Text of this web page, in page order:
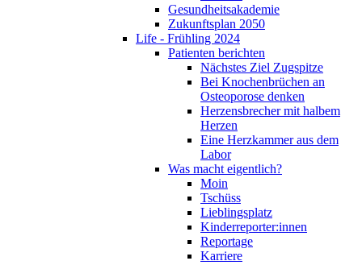
Gesundheitsakademie
Zukunftsplan 2050
Life - Frühling 2024
Patienten berichten
Nächstes Ziel Zugspitze
Bei Knochenbrüchen an
Osteoporose denken
Herzensbrecher mit halbem
Herzen
Eine Herzkammer aus dem
Labor
Was macht eigentlich?
Moin
Tschüss
Lieblingsplatz
Kinderreporter:innen
Reportage
Karriere